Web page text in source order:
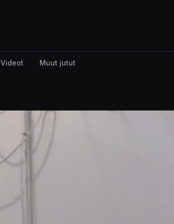
Videot Muut jutut